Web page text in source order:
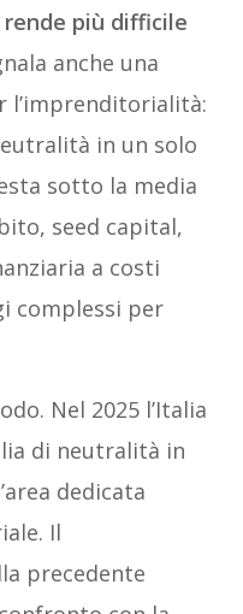
più difficile
anche una
l’imprenditorialità:
in un solo
sotto la media
seed capital,
a costi
complessi per
Nel 2025 l’Italia
di neutralità in
dedicata
Il
precedente